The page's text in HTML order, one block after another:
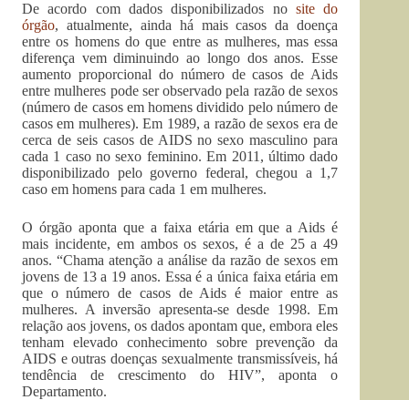
De acordo com dados disponibilizados no site do
órgão, atualmente, ainda há mais casos da doença
entre os homens do que entre as mulheres, mas essa
diferença vem diminuindo ao longo dos anos. Esse
aumento proporcional do número de casos de Aids
entre mulheres pode ser observado pela razão de sexos
(número de casos em homens dividido pelo número de
casos em mulheres). Em 1989, a razão de sexos era de
cerca de seis casos de AIDS no sexo masculino para
cada 1 caso no sexo feminino. Em 2011, último dado
disponibilizado pelo governo federal, chegou a 1,7
caso em homens para cada 1 em mulheres.
O órgão aponta que a faixa etária em que a Aids é
mais incidente, em ambos os sexos, é a de 25 a 49
anos. “Chama atenção a análise da razão de sexos em
jovens de 13 a 19 anos. Essa é a única faixa etária em
que o número de casos de Aids é maior entre as
mulheres. A inversão apresenta-se desde 1998. Em
relação aos jovens, os dados apontam que, embora eles
tenham elevado conhecimento sobre prevenção da
AIDS e outras doenças sexualmente transmissíveis, há
tendência de crescimento do HIV”, aponta o
Departamento.